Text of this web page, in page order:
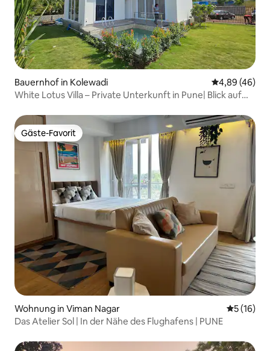
Bauernhof in Kolewadi
4,89 (46)
White Lotus Villa – Private Unterkunft in Pune| Blick auf
Gäste-Favorit
Gäste-Favorit
Wohnung in Viman Nagar
5 (16)
Das Atelier Sol | In der Nähe des Flughafens | PUNE